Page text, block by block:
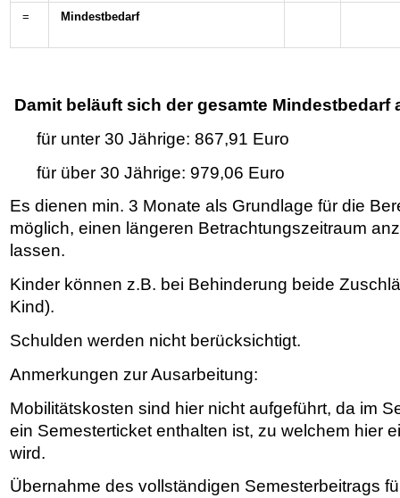
= Mindestbedarf
Damit beläuft sich der gesamte Mindestbedarf
für unter 30 Jährige: 867,91 Euro
für über 30 Jährige: 979,06 Euro
Es dienen min. 3 Monate als Grundlage für die
möglich, einen längeren Betrachtungszeitraum
lassen.
Kinder können z.B. bei Behinderung beide
Kind).
Schulden werden nicht berücksichtigt.
Anmerkungen zur Ausarbeitung:
Mobilitätskosten sind hier nicht aufgeführt, da im
ein Semesterticket enthalten ist, zu welchem hier
wird.
Übernahme des vollständigen Semesterbeitrags